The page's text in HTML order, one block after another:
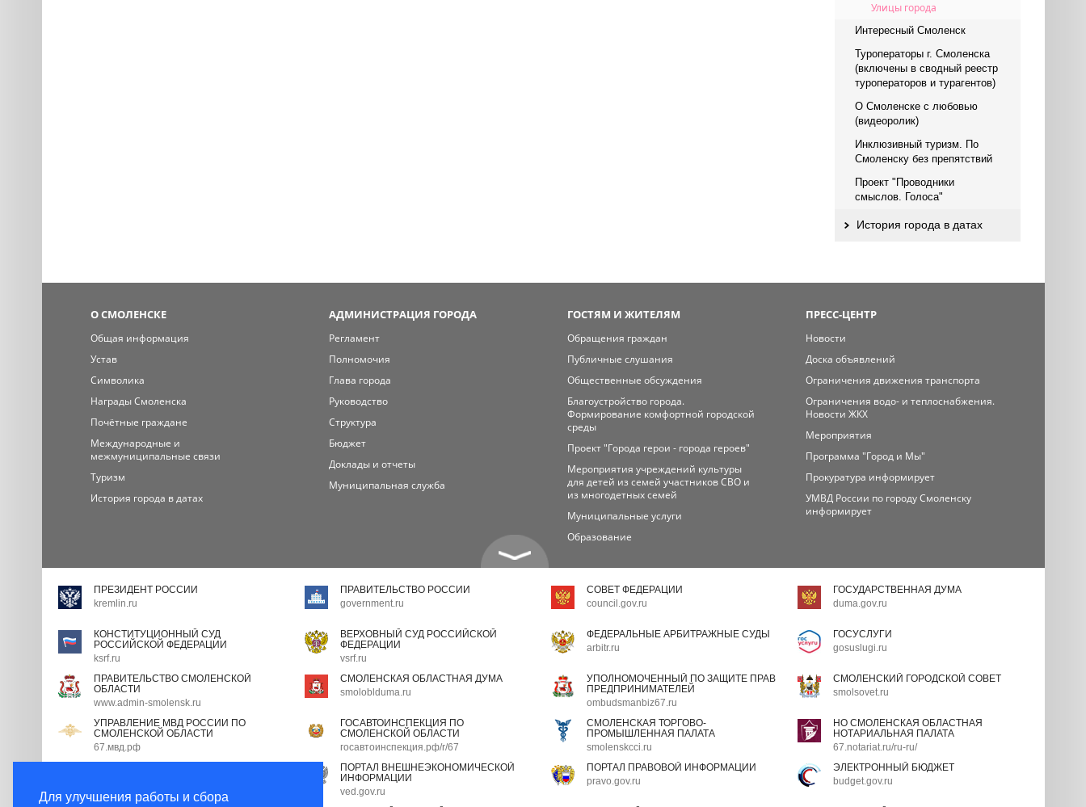
Для улучшения работы и сбора
Улицы города
Интересный Смоленск
Туроператоры г. Смоленска
(включены в сводный реестр
туроператоров и турагентов)
О Смоленске с любовью
(видеоролик)
Инклюзивный туризм. По
Смоленску без препятствий
Проект "Проводники
смыслов. Голоса"
История города в датах
О СМОЛЕНСКЕ
Общая информация
Устав
Символика
Награды Смоленска
Почётные граждане
Международные и
межмуниципальные связи
Туризм
История города в датах
АДМИНИСТРАЦИЯ ГОРОДА
Регламент
Полномочия
Глава города
Руководство
Структура
Бюджет
Доклады и отчеты
Муниципальная служба
ГОСТЯМ И ЖИТЕЛЯМ
Обращения граждан
Публичные слушания
Общественные обсуждения
Благоустройство города.
Формирование комфортной городской
среды
Проект "Города герои - города героев"
Мероприятия учреждений культуры
для детей из семей участников СВО и
из многодетных семей
Муниципальные услуги
Образование
ПРЕСС-ЦЕНТР
Новости
Доска объявлений
Ограничения движения транспорта
Ограничения водо- и теплоснабжения.
Новости ЖКХ
Мероприятия
Программа "Город и Мы"
Прокуратура информирует
УМВД России по городу Смоленску
информирует
ПРЕЗИДЕНТ РОССИИ
kremlin.ru
ПРАВИТЕЛЬСТВО РОССИИ
government.ru
СОВЕТ ФЕДЕРАЦИИ
council.gov.ru
ГОСУДАРСТВЕННАЯ ДУМА
duma.gov.ru
КОНСТИТУЦИОННЫЙ СУД
РОССИЙСКОЙ ФЕДЕРАЦИИ
ksrf.ru
ВЕРХОВНЫЙ СУД РОССИЙСКОЙ
ФЕДЕРАЦИИ
vsrf.ru
ФЕДЕРАЛЬНЫЕ АРБИТРАЖНЫЕ СУДЫ
arbitr.ru
ГОСУСЛУГИ
gosuslugi.ru
ПРАВИТЕЛЬСТВО СМОЛЕНСКОЙ
ОБЛАСТИ
www.admin-smolensk.ru
СМОЛЕНСКАЯ ОБЛАСТНАЯ ДУМА
smoloblduma.ru
УПОЛНОМОЧЕННЫЙ ПО ЗАЩИТЕ ПРАВ
ПРЕДПРИНИМАТЕЛЕЙ
ombudsmanbiz67.ru
СМОЛЕНСКИЙ ГОРОДСКОЙ СОВЕТ
smolsovet.ru
УПРАВЛЕНИЕ МВД РОССИИ ПО
СМОЛЕНСКОЙ ОБЛАСТИ
67.мвд.рф
ГОСАВТОИНСПЕКЦИЯ ПО
СМОЛЕНСКОЙ ОБЛАСТИ
госавтоинспекция.рф/r/67
СМОЛЕНСКАЯ ТОРГОВО-
ПРОМЫШЛЕННАЯ ПАЛАТА
smolenskcci.ru
НО СМОЛЕНСКАЯ ОБЛАСТНАЯ
НОТАРИАЛЬНАЯ ПАЛАТА
67.notariat.ru/ru-ru/
gossluzhba.gov.ru
ПОРТАЛ ВНЕШНЕЭКОНОМИЧЕСКОЙ
ИНФОРМАЦИИ
ved.gov.ru
ПОРТАЛ ПРАВОВОЙ ИНФОРМАЦИИ
pravo.gov.ru
ЭЛЕКТРОННЫЙ БЮДЖЕТ
budget.gov.ru